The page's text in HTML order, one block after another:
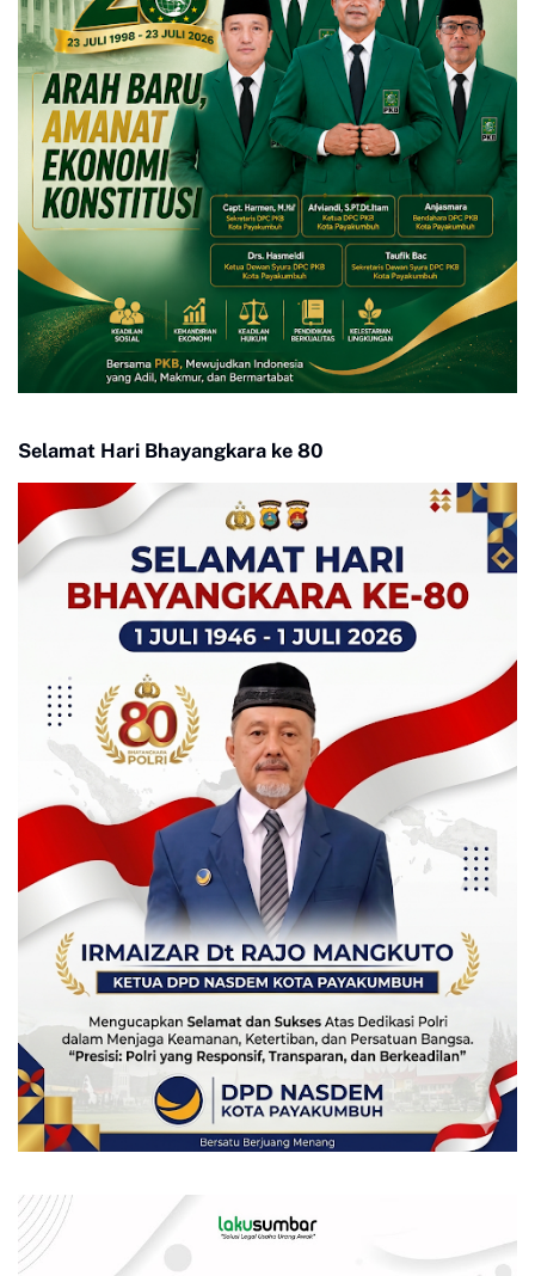
Selamat Hari Bhayangkara ke 80